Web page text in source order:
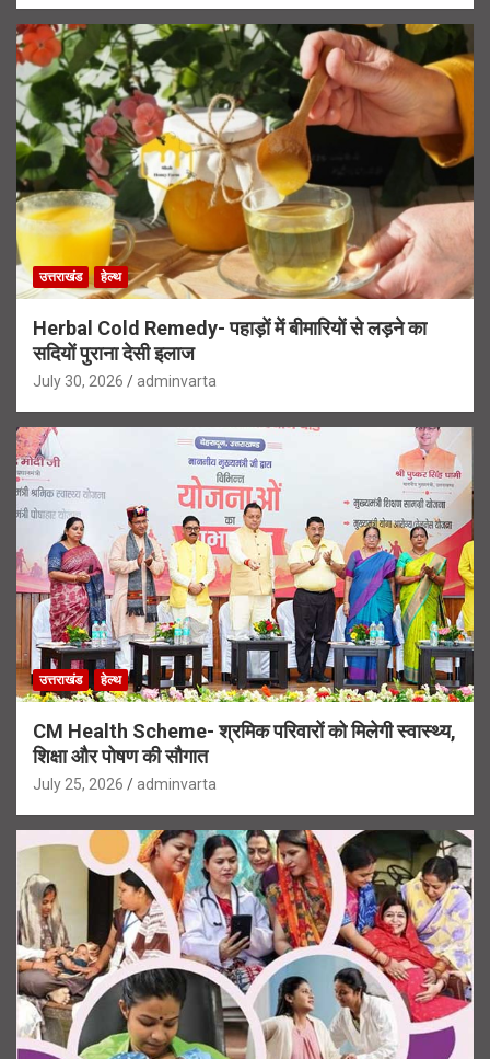
उत्तराखंड हेल्थ
Herbal Cold Remedy- पहाड़ों में बीमारियों से लड़ने का
सदियों पुराना देसी इलाज
July 30, 2026 adminvarta
उत्तराखंड हेल्थ
CM Health Scheme- श्रमिक परिवारों को मिलेगी स्वास्थ्य,
शिक्षा और पोषण की सौगात
July 25, 2026 adminvarta